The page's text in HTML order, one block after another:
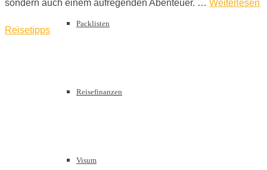
Packlisten
Reisefinanzen
Visum
sondern auch einem aufregenden Abenteuer. … Weiterlesen
Reisetipps